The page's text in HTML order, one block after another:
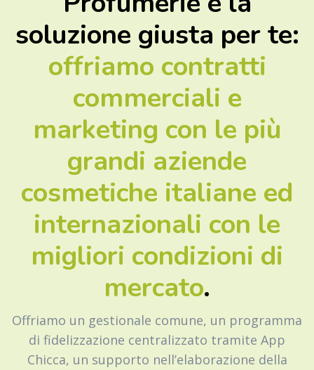
soluzione giusta per te:
offriamo contratti
commerciali e
marketing con le più
grandi aziende
cosmetiche italiane ed
internazionali con le
migliori condizioni di
mercato.
Offriamo un gestionale comune, un programma
di fidelizzazione centralizzato tramite App
Chicca, un supporto nell’elaborazione della